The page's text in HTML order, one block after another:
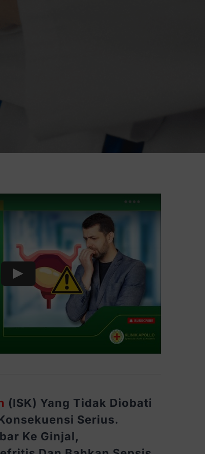
Play
(ISK) Yang Tidak Diobati
Serius.
Ke Ginjal,